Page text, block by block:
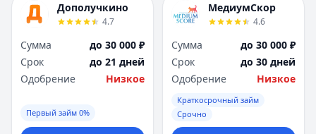
Дополучкино
4.7
Сумма
до 30 000 ₽
Срок
до 21 дней
Одобрение
Низкое
Первый займ 0%
МедиумСкор
4.6
Сумма
до 30 000 ₽
Срок
до 30 дней
Одобрение
Низкое
Краткосрочный займ
Срочно